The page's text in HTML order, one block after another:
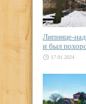
Липнице-
и был
17.01.2024